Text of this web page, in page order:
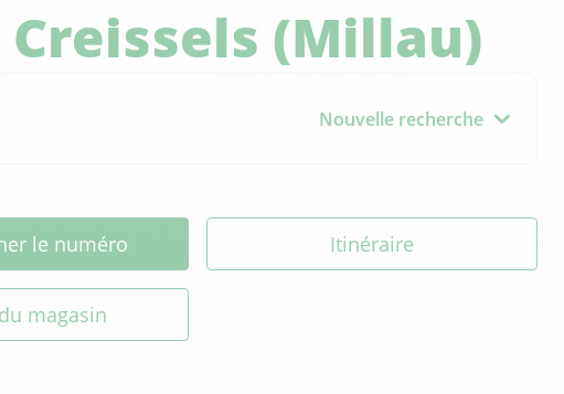
Creissels (Millau)
Nouvelle recherche
le numéro Itinéraire
magasin